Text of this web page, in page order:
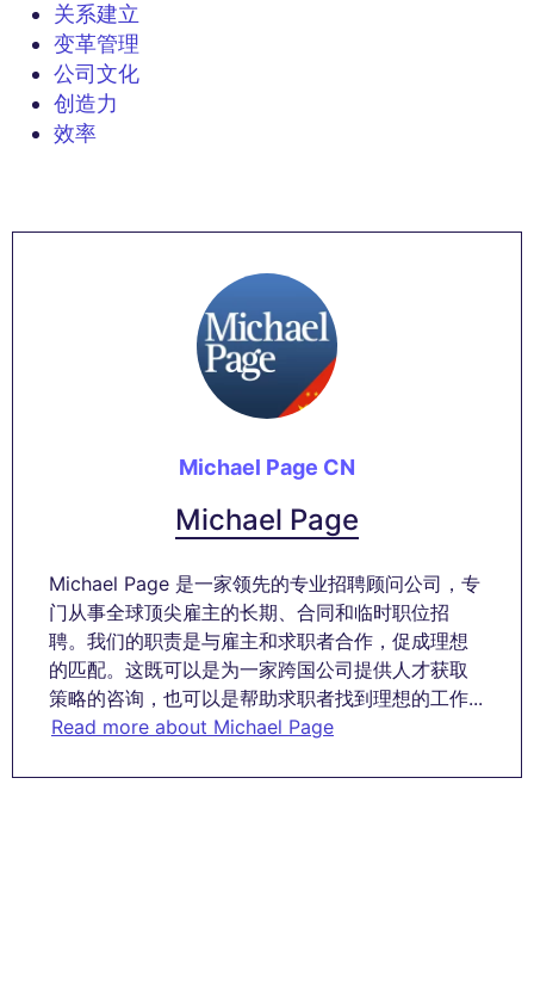
关系建立
变革管理
公司文化
创造力
效率
Michael Page CN
Michael Page
Michael Page 是一家领先的专业招聘顾问公司，专
门从事全球顶尖雇主的长期、合同和临时职位招
聘。我们的职责是与雇主和求职者合作，促成理想
的匹配。这既可以是为一家跨国公司提供人才获取
策略的咨询，也可以是帮助求职者找到理想的工作...
Read more about Michael Page